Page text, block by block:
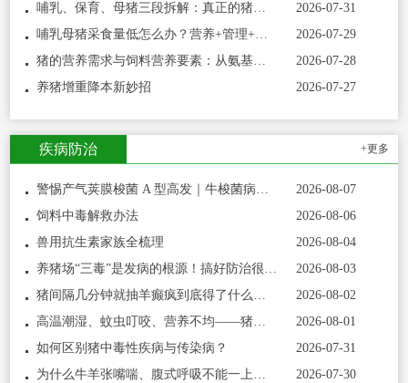
哺乳、保育、母猪三段拆解：真正的猪群健康管理，从来不是靠药堆出来的
2026-07-31
哺乳母猪采食量低怎么办？营养+管理+饲喂时间调整，细节全在这
2026-07-29
猪的营养需求与饲料营养要素：从氨基酸到水质的基础问答
2026-07-28
养猪增重降本新妙招
2026-07-27
疾病防治 +更多
警惕产气荚膜梭菌 A 型高发｜牛梭菌病综合防控指南
2026-08-07
饲料中毒解救办法
2026-08-06
兽用抗生素家族全梳理
2026-08-04
养猪场“三毒”是发病的根源！搞好防治很重要！
2026-08-03
猪间隔几分钟就抽羊癫疯到底得了什么病呢？
2026-08-02
高温潮湿、蚊虫叮咬、营养不均——猪湿疹三大诱因及预防对策
2026-08-01
如何区别猪中毒性疾病与传染病？
2026-07-31
为什么牛羊张嘴喘、腹式呼吸不能一上来就打氟苯尼考多西环素、卡那霉素泰乐菌素等？而是先打氨茶碱、呋塞米、地塞米松？
2026-07-30